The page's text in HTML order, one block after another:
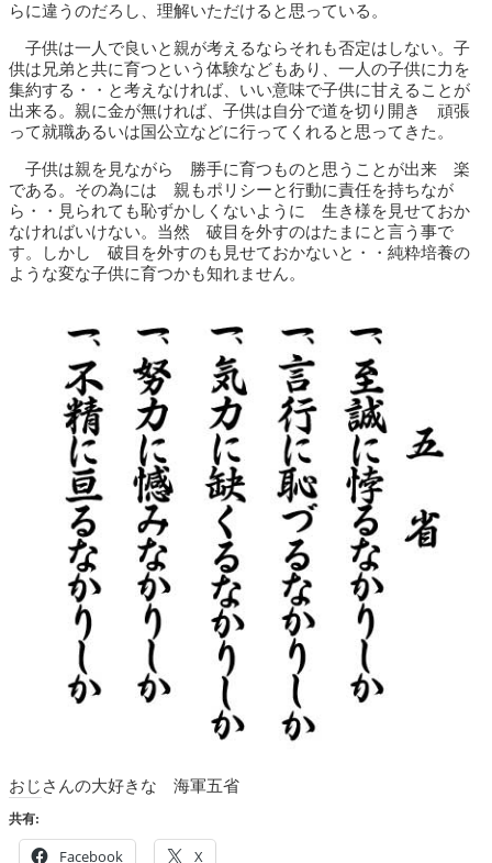
らに違うのだろし、理解いただけると思っている。
子供は一人で良いと親が考えるならそれも否定はしない。子
供は兄弟と共に育つという体験などもあり、一人の子供に力を
集約する・・と考えなければ、いい意味で子供に甘えることが
出来る。親に金が無ければ、子供は自分で道を切り開き 頑張
って就職あるいは国公立などに行ってくれると思ってきた。
子供は親を見ながら 勝手に育つものと思うことが出来 楽
である。その為には 親もポリシーと行動に責任を持ちなが
ら・・見られても恥ずかしくないように 生き様を見せておか
なければいけない。当然 破目を外すのはたまにと言う事で
す。しかし 破目を外すのも見せておかないと・・純粋培養の
ような変な子供に育つかも知れません。
おじさんの大好きな 海軍五省
共有:
Facebook X